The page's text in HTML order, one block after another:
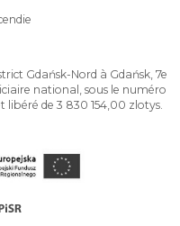
Gdańsk-Nord à Gdańsk, 7e
national, sous le numéro
libéré de 3 830 154,00 zlotys.